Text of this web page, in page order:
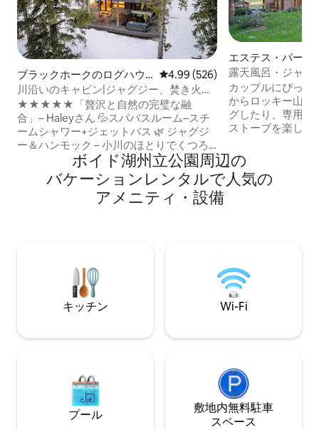
ブラックホークのログハウ
ス
レビュー526件、5つ星中4.99つ
4.99 (526)
川沿いのキャビン|ジャグジー、焚き火
台、スチームシャワー
★★★★★「贅沢と自然の完璧な融
合」– Haleyさん 💦スパバスルーム–スチ
ームシャワー+ジェットバス 🌿 ジャグジ
ー＆ハンモック – 小川のほとりでくつろ
いだり、木々の中で揺れたり 🔥 夜はくつ
ろげます – 焚き火台、バーベキューグリ
ル、暖炉、床暖房 ❄️涼しく快適に過ごせ
るエアコン 🐾ペット＆ファミリー向け–ト
吸して、大切なものと再びつながりまし
ょう。♡「保存」をタップ。忘れられな
いキャビンでの滞在はここから始まりま
エステス・パーク
露天風呂・ジャグ
め、バーベキュー
電器
カップルにぴった
からロッキー山脈
グしたり、専用の
ストーブを楽しん
ZONE3143 ）か
たりできます。 「今まで泊まった中で最
高のAirbnbです」-
2023年頃
ボイド湖州立公園⁠周⁠辺⁠の
バ⁠ケ⁠ー⁠シ⁠ョ⁠ン⁠レ⁠ン⁠タ⁠ル⁠で人⁠気⁠の
ア⁠メ⁠ニ⁠テ⁠ィ⁠・⁠設⁠備
キッチン Wi-Fi
プール
敷地内無料駐⁠車
ス⁠ペ⁠ー⁠ス